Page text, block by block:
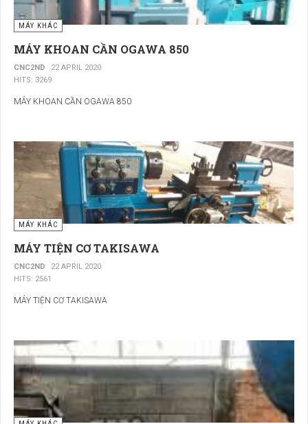
MÁY KHÁC
MÁY KHOAN CẦN OGAWA 850
CNC2ND
22 APRIL 2020
HITS: 3269
MÁY KHOAN CẦN OGAWA 850
MÁY KHÁC
MÁY TIỆN CƠ TAKISAWA
CNC2ND
22 APRIL 2020
HITS: 2561
MÁY TIỆN CƠ TAKISAWA